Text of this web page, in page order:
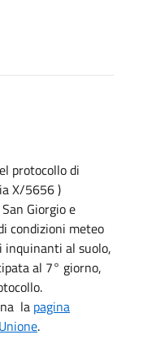
protocollo di
X/5656 )
Giorgio e
condizioni meteo
inquinanti al suolo,
al 7° giorno,
la pagina
.